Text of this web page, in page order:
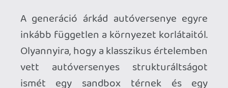
pontokon parkírozó autók, valamint a
leküzdendő tíz rivális vezeti majd.
Na meg az új funkció, amelyet a játék
szimplán csak Easy Drive néven emleget.
Az ED nem más, mint egy automata autós